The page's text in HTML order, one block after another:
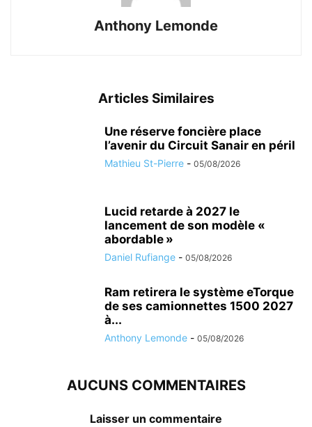
Anthony Lemonde
Articles Similaires
Une réserve foncière place
l’avenir du Circuit Sanair en péril
Mathieu St-Pierre - 05/08/2026
Lucid retarde à 2027 le
lancement de son modèle «
abordable »
Daniel Rufiange - 05/08/2026
Ram retirera le système eTorque
de ses camionnettes 1500 2027
à...
Anthony Lemonde - 05/08/2026
AUCUNS COMMENTAIRES
Laisser un commentaire